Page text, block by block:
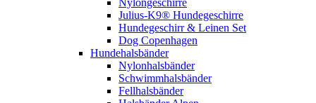
Nylongeschirre
Julius-K9® Hundegeschirre
Hundegeschirr & Leinen Set
Dog Copenhagen
Hundehalsbänder
Nylonhalsbänder
Schwimmhalsbänder
Fellhalsbänder